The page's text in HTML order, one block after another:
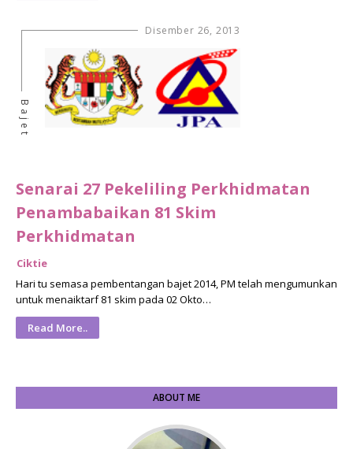
Disember 26, 2013
Bajet
Senarai 27 Pekeliling Perkhidmatan
Penambabaikan 81 Skim
Perkhidmatan
Ciktie
Hari tu semasa pembentangan bajet 2014, PM telah mengumunkan
untuk menaiktarf 81 skim pada 02 Okto…
Read More..
ABOUT ME